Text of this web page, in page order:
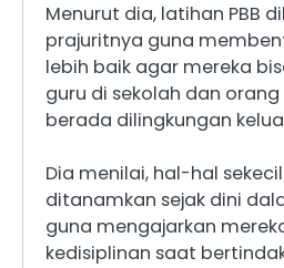
Menurut dia, latihan PBB
prajuritnya guna
lebih baik agar mereka
guru di sekolah dan
berada dilingkungan
Dia menilai, hal-hal
ditanamkan sejak dini
guna mengajarkan
kedisiplinan saat